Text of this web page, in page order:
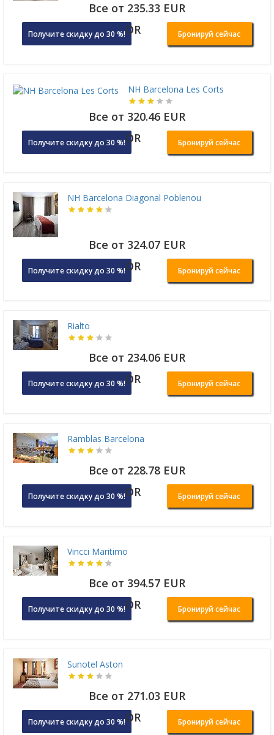
Все от 235.33 EUR
Получите скидку до 30 %!OR Бронируй сейчас
NH Barcelona Les Corts
Все от 320.46 EUR
Получите скидку до 30 %!OR Бронируй сейчас
NH Barcelona Diagonal Poblenou
Все от 324.07 EUR
Получите скидку до 30 %!OR Бронируй сейчас
Rialto
Все от 234.06 EUR
Получите скидку до 30 %!OR Бронируй сейчас
Ramblas Barcelona
Все от 228.78 EUR
Получите скидку до 30 %!OR Бронируй сейчас
Vincci Maritimo
Все от 394.57 EUR
Получите скидку до 30 %!OR Бронируй сейчас
Sunotel Aston
Все от 271.03 EUR
Получите скидку до 30 %!OR Бронируй сейчас